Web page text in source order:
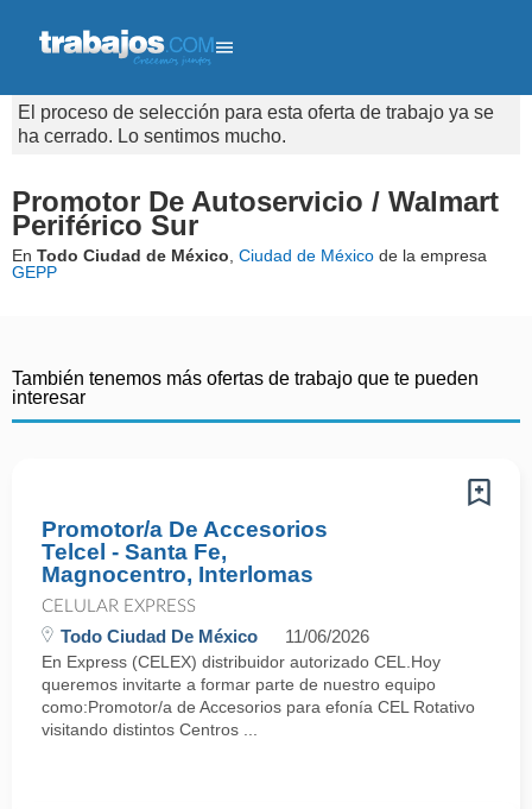
El proceso de selección para esta oferta de trabajo ya se
ha cerrado. Lo sentimos mucho.
Promotor De Autoservicio / Walmart
Periférico Sur
En Todo Ciudad de México Ciudad de México de la empresa
GEPP
También tenemos más ofertas de trabajo que te pueden
interesar
Promotor/a De Accesorios
Telcel - Santa Fe,
Magnocentro, Interlomas
CELULAR EXPRESS
Todo Ciudad De México 11/06/2026
En Express (CELEX) distribuidor autorizado CEL.Hoy
queremos invitarte a formar parte de nuestro equipo
como:Promotor/a de Accesorios para efonía CEL Rotativo
visitando distintos Centros ...